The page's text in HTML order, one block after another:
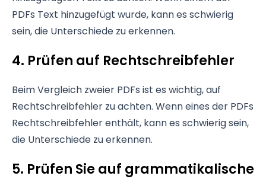
PDFs Text hinzugefügt wurde, kann es schwierig
sein, die Unterschiede zu erkennen.
4. Prüfen auf Rechtschreibfehler
Beim Vergleich zweier PDFs ist es wichtig, auf
Rechtschreibfehler zu achten. Wenn eines der PDFs
Rechtschreibfehler enthält, kann es schwierig sein,
die Unterschiede zu erkennen.
5. Prüfen Sie auf grammatikalische